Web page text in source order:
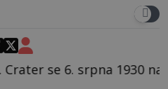
navečeří ve své